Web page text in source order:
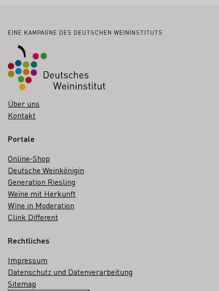
Fußbereich
EINE KAMPAGNE DES DEUTSCHEN WEININSTITUTS
Über uns
Kontakt
Portale
Online-Shop
Deutsche Weinkönigin
Generation Riesling
Weine mit Herkunft
Wine in Moderation
Clink Different
Rechtliches
Impressum
Datenschutz und Datenverarbeitung
Sitemap